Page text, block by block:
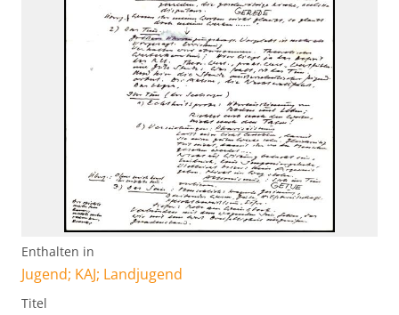
Enthalten in
Jugend; KAJ; Landjugend
Titel